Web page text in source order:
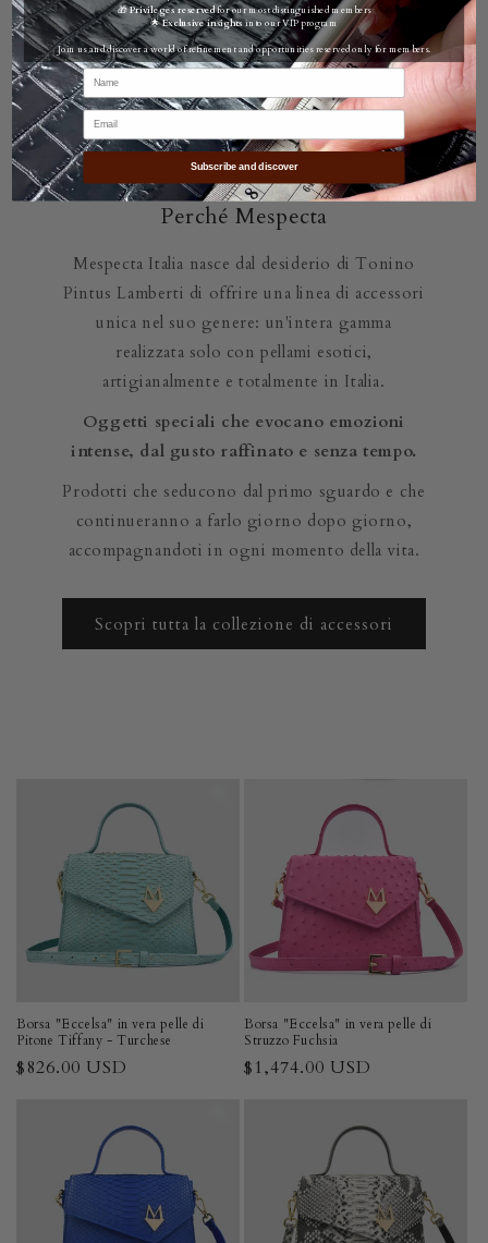
Perché Mespecta
Mespecta Italia nasce dal desiderio di Tonino
Pintus Lamberti di offrire una linea di accessori
unica nel suo genere: un'intera gamma
realizzata solo con pellami esotici,
artigianalmente e totalmente in Italia.
Oggetti speciali che evocano emozioni
intense, dal gusto raffinato e senza tempo.
Prodotti che seducono dal primo sguardo e che
continueranno a farlo giorno dopo giorno,
accompagnandoti in ogni momento della vita.
Scopri tutta la collezione di accessori
Borsa "Eccelsa" in vera pelle di
Pitone Tiffany - Turchese
Prezzo
$826.00 USD
Borsa "Eccelsa" in vera pelle di
Struzzo Fuchsia
Prezzo
$1,474.00 USD
🎁Privileges reservedfor our most distinguished members
🌟Exclusive insightsinto our VIP program
Join us and discover a world of refinement and opportunities reserved only for members.
Subscribe and discover